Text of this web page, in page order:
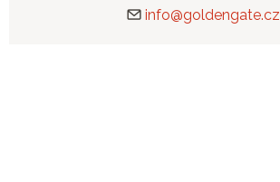
info@goldengate.cz